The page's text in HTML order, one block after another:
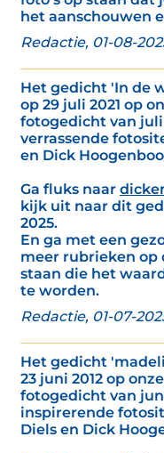
het aanschouwen
Redactie, 01-08-
Het gedicht 'In de
op 29 juli 2021 op
fotogedicht van
verrassende
en Dick
Ga fluks naar
kijk uit naar dit
2025.
En ga met een
meer rubrieken op
staan die het
te worden.
Redactie, 01-07-
Het gedicht
23 juni 2012 op
fotogedicht van
inspirerende
Diels en Dick